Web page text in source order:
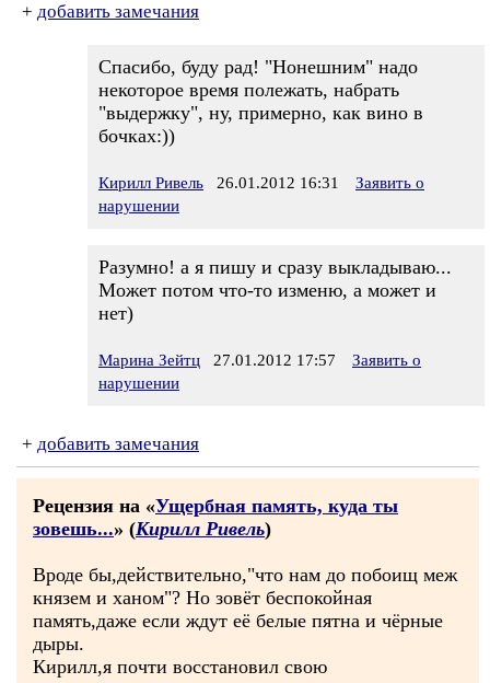
+ добавить замечания
Спасибо, буду рад! "Нонешним" надо
некоторое время полежать, набрать
"выдержку", ну, примерно, как вино в
бочках:))
Кирилл Ривель 26.01.2012 16:31
Заявить о
нарушении
Разумно! а я пишу и сразу выкладываю...
Может потом что-то изменю, а может и
нет)
Марина Зейтц 27.01.2012 17:57
Заявить о
нарушении
+ добавить замечания
Рецензия на «Ущербная память, куда ты
зовешь...» (Кирилл Ривель)
Вроде бы,действительно,"что нам до побоищ меж
князем и ханом"? Но зовёт беспокойная
память,даже если ждут её белые пятна и чёрные
дыры.
Кирилл,я почти восстановил свою